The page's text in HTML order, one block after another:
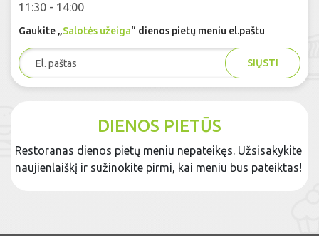
11:30 - 14:00
Gaukite „Salotės užeiga“ dienos pietų meniu el.paštu
SIŲSTI
DIENOS PIETŪS
Restoranas dienos pietų meniu nepateikęs. Užsisakykite
naujienlaiškį ir sužinokite pirmi, kai meniu bus pateiktas!